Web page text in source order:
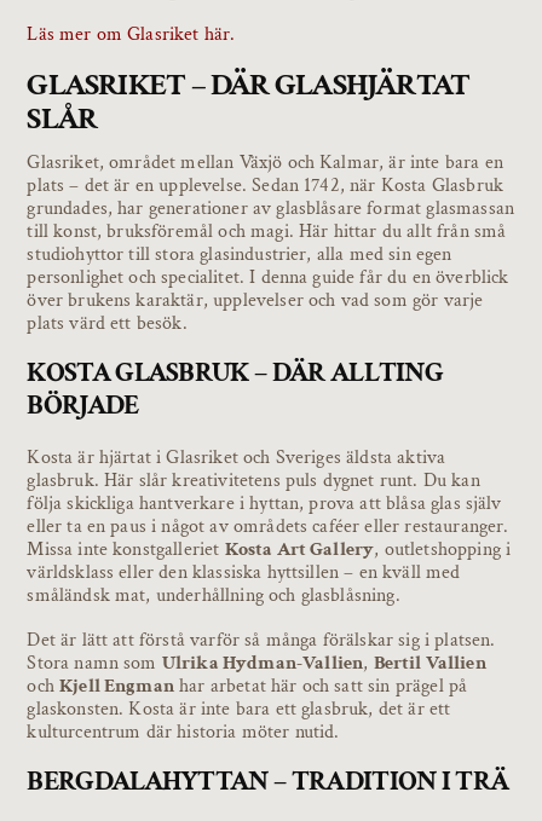
Läs mer om Glasriket här.
GLASRIKET – DÄR GLASHJÄRTAT
SLÅR
Glasriket, området mellan Växjö och Kalmar, är inte bara en
plats – det är en upplevelse. Sedan 1742, när Kosta Glasbruk
grundades, har generationer av glasblåsare format glasmassan
till konst, bruksföremål och magi. Här hittar du allt från små
studiohyttor till stora glasindustrier, alla med sin egen
personlighet och specialitet. I denna guide får du en överblick
över brukens karaktär, upplevelser och vad som gör varje
plats värd ett besök.
KOSTA GLASBRUK – DÄR ALLTING
BÖRJADE
Kosta är hjärtat i Glasriket och Sveriges äldsta aktiva
glasbruk. Här slår kreativitetens puls dygnet runt. Du kan
följa skickliga hantverkare i hyttan, prova att blåsa glas själv
eller ta en paus i något av områdets caféer eller restauranger.
Missa inte konstgalleriet Kosta Art Gallery, outletshopping i
världsklass eller den klassiska hyttsillen – en kväll med
småländsk mat, underhållning och glasblåsning.
Det är lätt att förstå varför så många förälskar sig i platsen.
Stora namn som Ulrika Hydman-Vallien, Bertil Vallien
ochKjell Engmanhar arbetat här och satt sin prägel på
glaskonsten. Kosta är inte bara ett glasbruk, det är ett
kulturcentrum där historia möter nutid.
BERGDALAHYTTAN – TRADITION I TRÄ